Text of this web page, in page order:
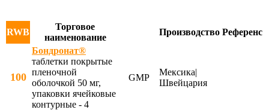
RWB
Торговое
наименование
Производство Референс
100
Бондронат®
таблетки покрытые
пленочной
оболочкой 50 мг,
упаковки ячейковые
контурные - 4
GMP
Мексика|
Швейцария